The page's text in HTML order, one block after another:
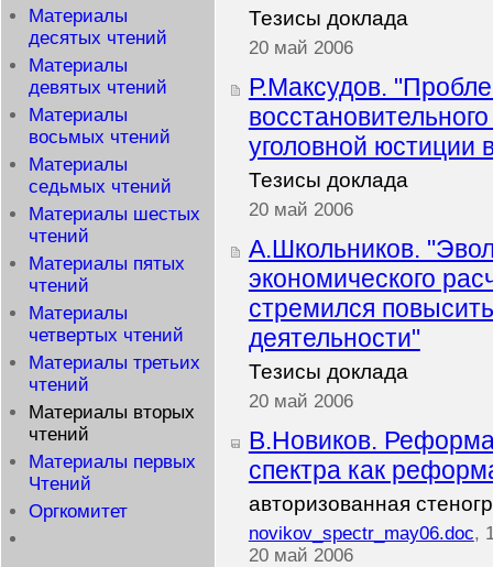
Материалы
десятых чтений
Материалы
девятых чтений
Материалы
восьмых чтений
Материалы
седьмых чтений
Материалы шестых
чтений
Материалы пятых
чтений
Материалы
четвертых чтений
Материалы третьих
чтений
Материалы вторых
чтений
Материалы первых
Чтений
Оргкомитет
Тезисы доклада
20 май 2006
Р.Максудов.
уголовной юстиции
Тезисы доклада
20 май 2006
А.Школьников.
экономического
стремился
деятельности"
Тезисы доклада
20 май 2006
В.Новиков. Реформа
спектра как
авторизованная
novikov_spectr_may06.doc,
20 май 2006